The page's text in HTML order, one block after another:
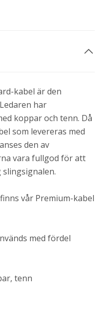
kabel är den
har
koppar och tenn. Då
som levereras med
den av
vara fullgod för att
vår Premium-kabel
med fördel
tenn